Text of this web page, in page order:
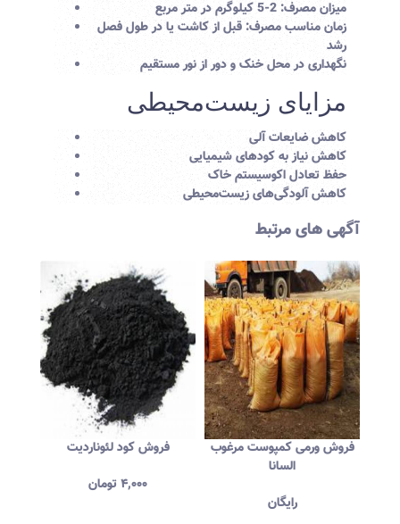
میزان مصرف: 2-5 کیلوگرم در متر مربع
زمان مناسب مصرف: قبل از کاشت یا در طول فصل
رشد
نگهداری در محل خنک و دور از نور مستقیم
مزایای زیست‌محیطی
کاهش ضایعات آلی
کاهش نیاز به کودهای شیمیایی
حفظ تعادل اکوسیستم خاک
کاهش آلودگی‌های زیست‌محیطی
آگهی های مرتبط
فروش کود لئوناردیت
۴,۰۰۰تومان
فروش ورمی کمپوست مرغوب
السانا
رایگان